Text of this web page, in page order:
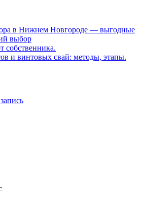
в Нижнем Новгороде — выгодные
выбор
собственника.
и винтовых свай: методы, этапы.